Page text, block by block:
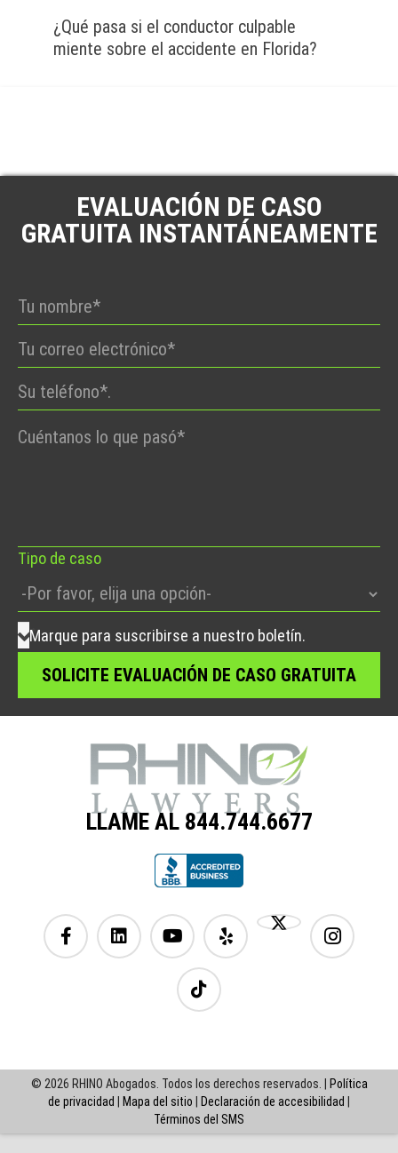
¿Qué pasa si el conductor culpable
miente sobre el accidente en Florida?
EVALUACIÓN DE CASO
GRATUITA INSTANTÁNEAMENTE
Por
Tipo de caso
Marque para suscribirse a nuestro boletín.
LLAME AL 844.744.6677
© 2026 RHINO Abogados. Todos los derechos reservados. |
Política
de privacidad
Mapa del sitio Declaración de accesibilidad
Términos del SMS